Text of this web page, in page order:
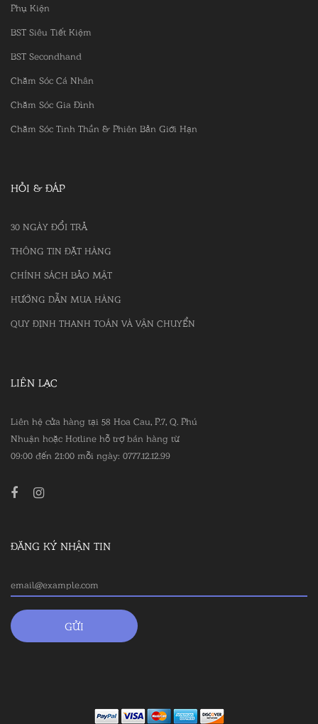
Phụ Kiện
BST Siêu Tiết Kiệm
BST Secondhand
Chăm Sóc Cá Nhân
Chăm Sóc Gia Đình
Chăm Sóc Tinh Thần & Phiên Bản Giới Hạn
HỎI & ĐÁP
30 NGÀY ĐỔI TRẢ
THÔNG TIN ĐẶT HÀNG
CHÍNH SÁCH BẢO MẬT
HƯỚNG DẪN MUA HÀNG
QUY ĐỊNH THANH TOÁN VÀ VẬN CHUYỂN
LIÊN LẠC
Liên hệ cửa hàng tại 58 Hoa Cau, P.7, Q. Phú
Nhuận hoặc Hotline hỗ trợ bán hàng từ
09:00 đến 21:00 mỗi ngày: 0777.12.12.99
ĐĂNG KÝ NHẬN TIN